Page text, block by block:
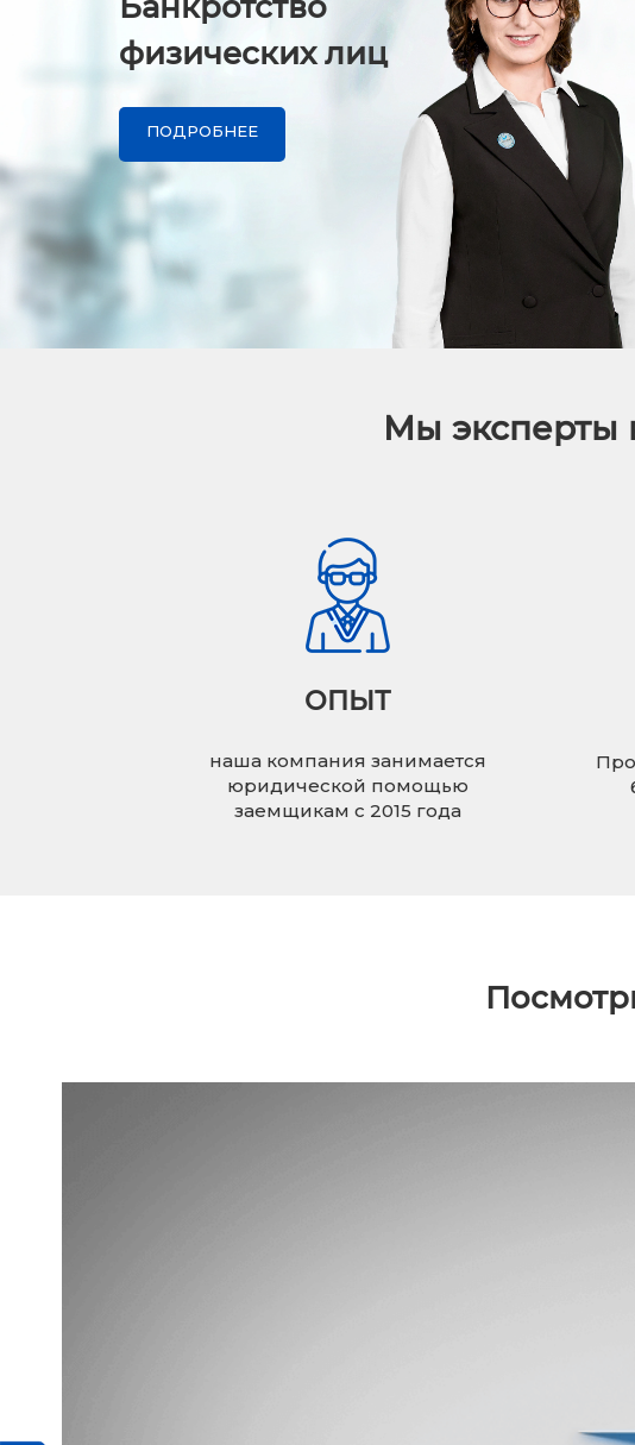
физических лиц
ПОДРОБНЕЕ
Мы эксперты
ОПЫТ
наша компания занимается
юридической помощью
заемщикам с 2015 года